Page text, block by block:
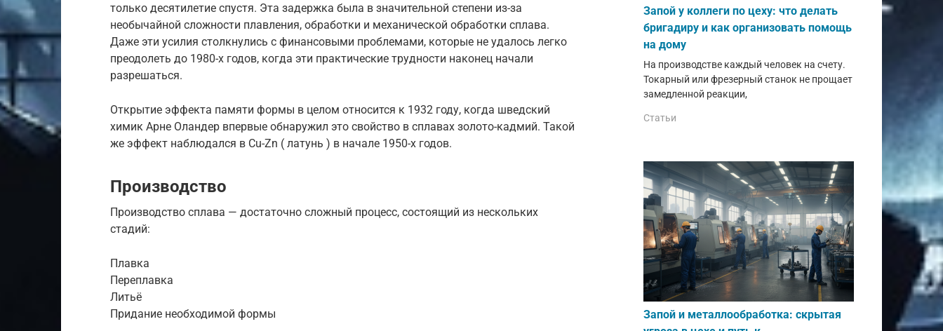
только десятилетие спустя. Эта задержка была в значительной степени из-за
необычайной сложности плавления, обработки и механической обработки сплава.
Даже эти усилия столкнулись с финансовыми проблемами, которые не удалось легко
преодолеть до 1980-х годов, когда эти практические трудности наконец начали
разрешаться.
Открытие эффекта памяти формы в целом относится к 1932 году, когда шведский
химик Арне Оландер впервые обнаружил это свойство в сплавах золото-кадмий. Такой
же эффект наблюдался в Cu-Zn ( латунь ) в начале 1950-х годов.
Производство
Производство сплава — достаточно сложный процесс, состоящий из нескольких
стадий:
Плавка
Переплавка
Литьё
Придание необходимой формы
Запой у коллеги по цеху: что делать
бригадиру и как организовать помощь
на дому
На производстве каждый человек на счету.
Токарный или фрезерный станок не прощает
замедленной реакции,
Статьи
Запой и металлообработка: скрытая